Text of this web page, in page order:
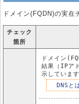
ドメイン(FQDN)の実在
チェック
箇所
ドメイン
結果（IPア
示しています
DNSと